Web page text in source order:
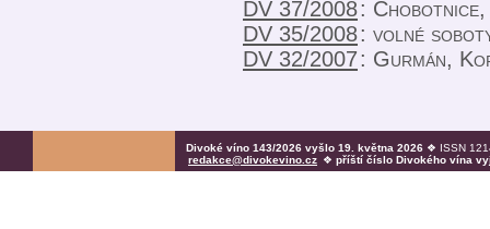
DV 37/2008:
DV 35/2008: volné
DV 32/2007: Gurmán,
Divoké víno 143/2026 vyšlo 19. května 2026 ❖ ISSN
redakce@divokevino.cz ❖ příští číslo Divokého vína